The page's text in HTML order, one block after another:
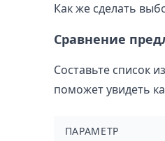
Как же сделать
Сравнение
Составьте список
поможет увидеть
ПАРАМЕТР